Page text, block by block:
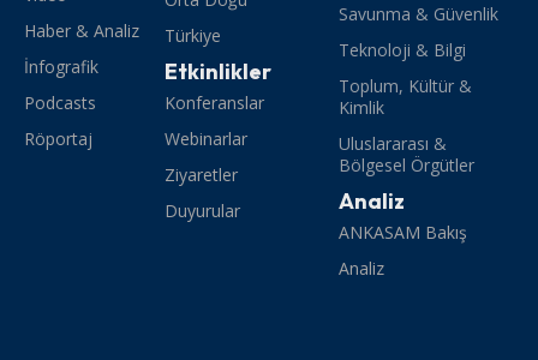
Haber & Analiz
İnfografik
Podcasts
Röportaj
Türkiye
Etkinlikler
Konferanslar
Webinarlar
Ziyaretler
Duyurular
Savunma & Güvenlik
Teknoloji & Bilgi
Toplum, Kültür &
Kimlik
Uluslararası &
Bölgesel Örgütler
Analiz
ANKASAM Bakış
Analiz